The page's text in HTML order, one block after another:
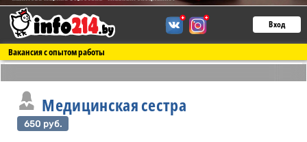
Вход
Вакансия с опытом работы
Медицинская сестра
650 руб.